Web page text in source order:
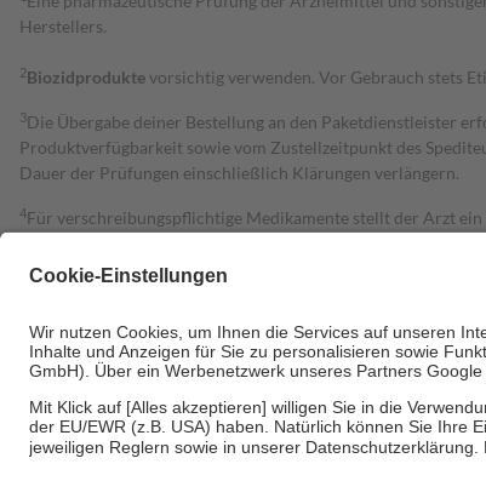
Herstellers.
2Biozidproduktevorsichtig verwenden. Vor Gebrauch stets
3Die Übergabe deiner Bestellung an den Paketdienstleister
Produktverfügbarkeit sowie vom Zustellzeitpunkt des
Dauer der Prüfungen einschließlich Klärungen verlängern.
4Für verschreibungspflichtige Medikamente stellt der Arzt
Grundsätzlich leisten Mitglieder Zuzahlungen in Höhe von
Bei Heilmitteln und häuslicher Krankenpflege beträgt die
Um das Engagement der Versicherten für ihre eigene
• Untersuchungen zur Vorsorge und Früherkennung, die von
• empfohlenen Schutzimpfungen